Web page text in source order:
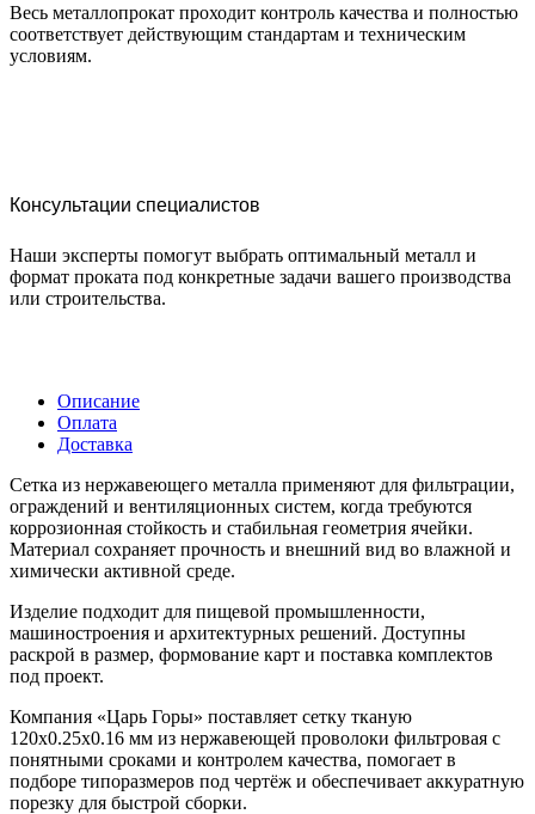
Весь металлопрокат проходит контроль качества и полностью
соответствует действующим стандартам и техническим
условиям.
Консультации специалистов
Наши эксперты помогут выбрать оптимальный металл и
формат проката под конкретные задачи вашего производства
или строительства.
Описание
Оплата
Доставка
Сетка из нержавеющего металла применяют для фильтрации,
ограждений и вентиляционных систем, когда требуются
коррозионная стойкость и стабильная геометрия ячейки.
Материал сохраняет прочность и внешний вид во влажной и
химически активной среде.
Изделие подходит для пищевой промышленности,
машиностроения и архитектурных решений. Доступны
раскрой в размер, формование карт и поставка комплектов
под проект.
Компания «Царь Горы» поставляет сетку тканую
120х0.25х0.16 мм из нержавеющей проволоки фильтровая с
понятными сроками и контролем качества, помогает в
подборе типоразмеров под чертёж и обеспечивает аккуратную
порезку для быстрой сборки.